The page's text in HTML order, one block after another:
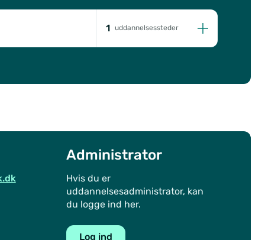
1 uddannelsessteder
Administrator
Hvis du er
uddannelsesadministrator, kan
du logge ind her.
Log ind